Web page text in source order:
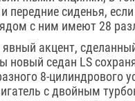
передние сиденья,
с ним имеют 28
акцент,
новый седан LS
8-цилиндрового
с двойным